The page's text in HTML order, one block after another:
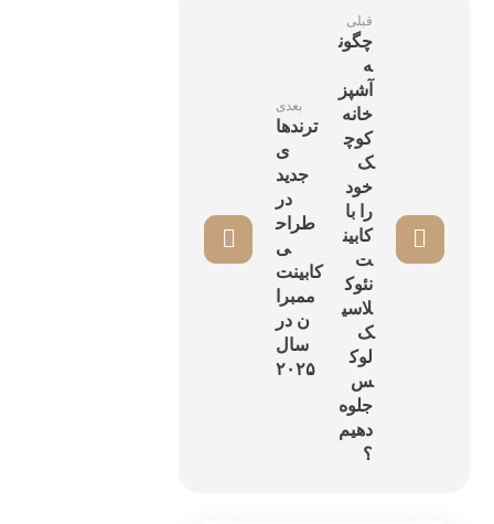
قبلی
چگون
ه
آشپز
خانه
کوچ
ک
خود
را با
کابین
ت
نئوک
لاسی
ک
لوک
س
جلوه
دهیم
؟
بعدی
ترندها
ی
جدید
در
طراح
ی
کابینت
ممبرا
ن در
سال
۲۰۲۵